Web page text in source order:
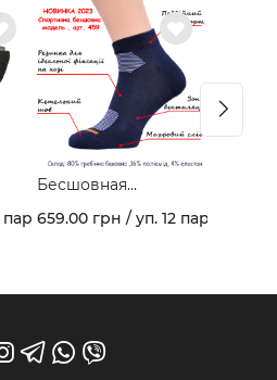
пар
Бесшовная
спортивная модель
из гребеночного
659.00 грн / уп. 12 пар